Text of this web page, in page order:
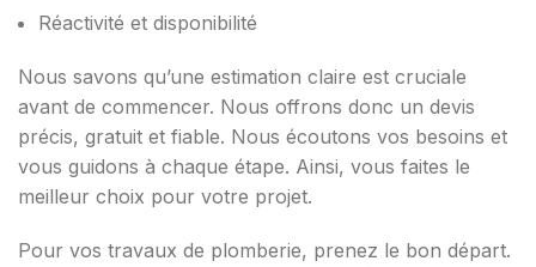
Réactivité et disponibilité
Nous savons qu’une estimation claire est cruciale
avant de commencer. Nous offrons donc un devis
précis, gratuit et fiable. Nous écoutons vos besoins et
vous guidons à chaque étape. Ainsi, vous faites le
meilleur choix pour votre projet.
Pour vos travaux de plomberie, prenez le bon départ.